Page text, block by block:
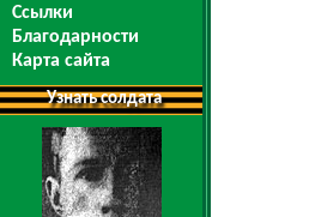
Ссылки
Благодарности
Карта сайта
Узнать солдата